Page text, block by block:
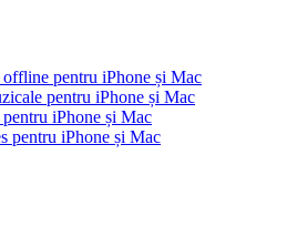
pentru iPhone și Mac
pentru iPhone și Mac
iPhone și Mac
pentru iPhone și Mac